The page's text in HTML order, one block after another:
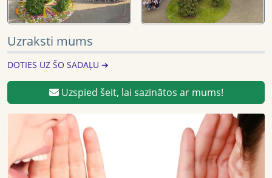
Uzraksti mums
DOTIES UZ ŠO SADAĻU ➔
Uzspied šeit, lai sazinātos ar mums!